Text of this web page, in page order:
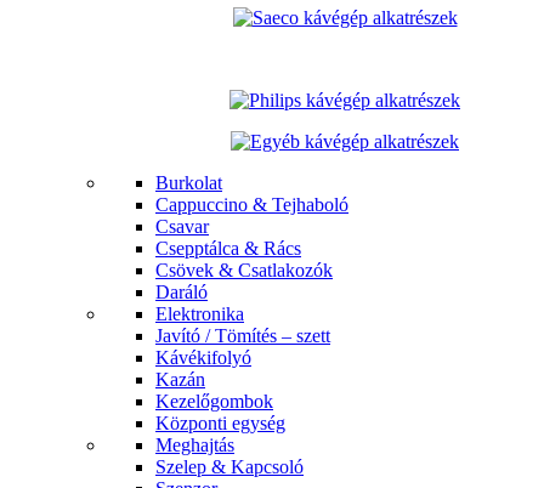
Burkolat
Cappuccino & Tejhaboló
Csavar
Csepptálca & Rács
Csövek & Csatlakozók
Daráló
Elektronika
Javító / Tömítés – szett
Kávékifolyó
Kazán
Kezelőgombok
Központi egység
Meghajtás
Szelep & Kapcsoló